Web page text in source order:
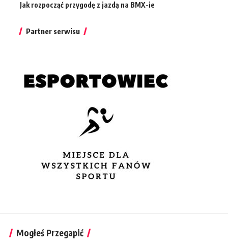
Jak rozpocząć przygodę z jazdą na BMX-ie
Partner serwisu
Mogłeś Przegapić